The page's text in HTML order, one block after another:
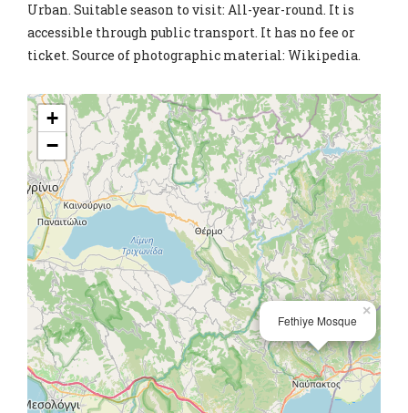
Urban. Suitable season to visit: All-year-round. It is
accessible through public transport. It has no fee or
ticket. Source of photographic material: Wikipedia.
Fethiye Mosque
×
+
−